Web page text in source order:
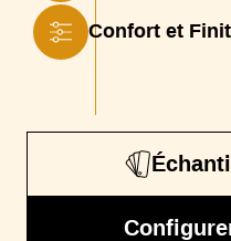
Piétement
Dimensions
matelas
Epaisseur Matelas
Profondeur avec lit déplié
Confort et